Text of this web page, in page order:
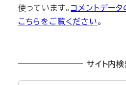
使っています。 コメントデー
こちらをご覧ください。
サイト内